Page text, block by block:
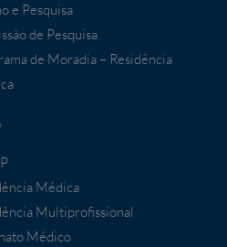
e Pesquisa
de Pesquisa
de Moradia – Residência
Médica
Multiprofissional
Médico